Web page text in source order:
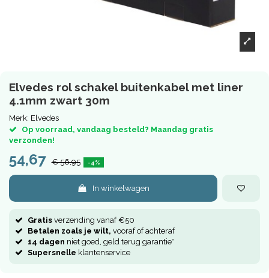
Elvedes rol schakel buitenkabel met liner
4.1mm zwart 30m
Merk: Elvedes
Op voorraad, vandaag besteld? Maandag gratis
verzonden!
54,67 € 56,95 -4%
In winkelwagen
Gratis verzending vanaf €50
Betalen zoals je wilt, vooraf of achteraf
14 dagen niet goed, geld terug garantie*
Supersnelle klantenservice